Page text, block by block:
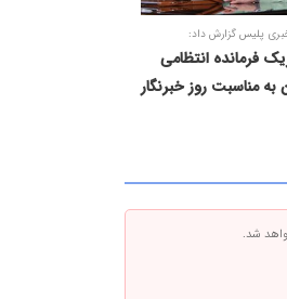
پلیس گزارش داد:
فرمانده انتظامی
به مناسبت روز خبرنگار
شد.